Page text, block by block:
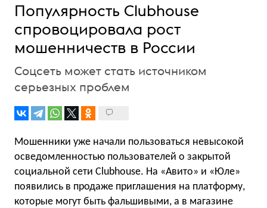
Популярность Clubhouse
спровоцировала рост
мошенничеств в России
Соцсеть может стать источником
серьезных проблем
Мошенники уже начали пользоваться невысокой
осведомленностью пользователей о закрытой
социальной сети Clubhouse. На «Авито» и «Юле»
появились в продаже приглашения на платформу,
которые могут быть фальшивыми, а в магазине